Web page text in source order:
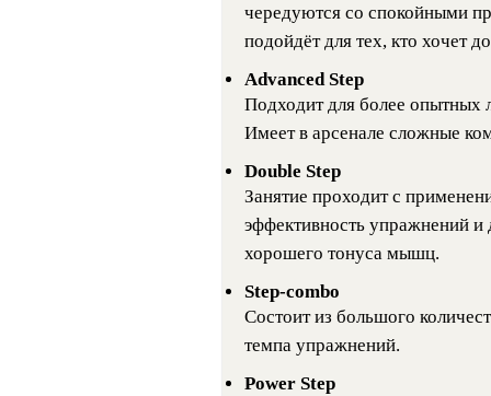
чередуются со спокойными
подойдёт для тех, кто хочет
Advanced Step
Подходит для более
Имеет в арсенале сложные
Double Step
Занятие проходит с
эффективность упражнений и
хорошего тонуса мышц.
Step-combо
Состоит из большого
темпа упражнений.
Power Step